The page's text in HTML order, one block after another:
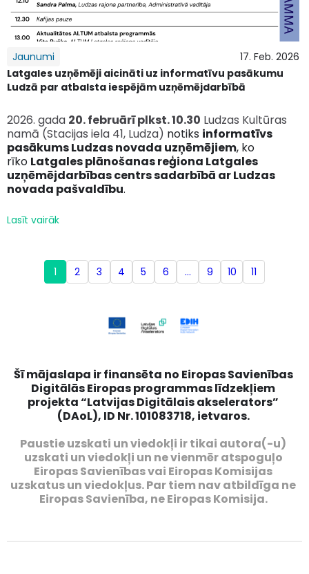
Jaunumi
17. Feb. 2026
Latgales uzņēmēji aicināti uz informatīvu pasākumu
Ludzā par atbalsta iespējām uzņēmējdarbībā
2026. gada 20. februārī plkst. 10.30 Ludzas Kultūras
namā (Stacijas iela 41, Ludza) notiks informatīvs
pasākums Ludzas novada uzņēmējiem, ko
rīko Latgales plānošanas reģiona Latgales
uzņēmējdarbības centrs sadarbībā ar Ludzas
novada pašvaldību.
Lasīt vairāk
1 2 3 4 5 6 … 9 10 11
Šī mājaslapa ir finansēta no Eiropas Savienības
Digitālās Eiropas programmas līdzekļiem
projekta “Latvijas Digitālais akselerators”
(DAoL), ID Nr. 101083718, ietvaros.
Paustie uzskati un viedokļi ir tikai autora(-u)
uzskati un viedokļi un ne vienmēr atspoguļo
Eiropas Savienības vai Eiropas Komisijas
uzskatus un viedokļus. Par tiem nav atbildīga ne
Eiropas Savienība, ne Eiropas Komisija.